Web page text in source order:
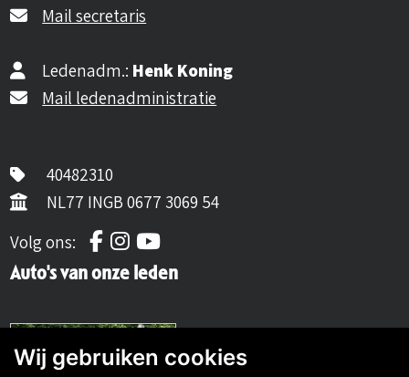
Mail secretaris
Ledenadm.: Henk Koning
Mail ledenadministratie
40482310
NL77 INGB 0677 3069 54
Volg ons:
Volg ons op Facebook
Volg ons op Instagram
Volg ons op YouTube
Auto's van onze leden
Wij gebruiken cookies